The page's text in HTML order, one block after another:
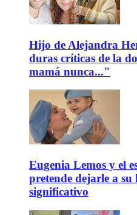
Hijo de Alejandra
duras críticas de la
mamá nunca..."
Eugenia Lemos y el
pretende dejarle a
significativo